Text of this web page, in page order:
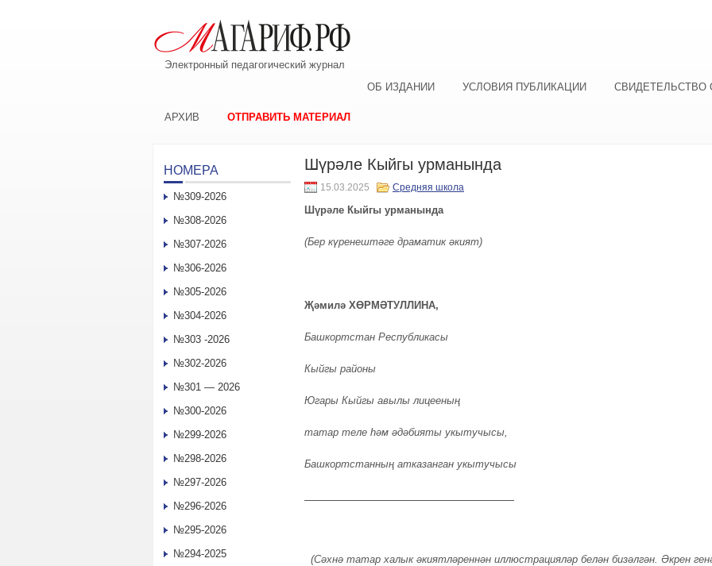
Электронный педагогический журнал
ОБ ИЗДАНИИ
УСЛОВИЯ ПУБЛИКАЦИИ СВИДЕТЕЛЬСТВО
АРХИВ ОТПРАВИТЬ МАТЕРИАЛ
Шүрәле Кыйгы урманында
15.03.2025 Средняя школа
Шүрәле Кыйгы урманында
(Бер күренештәге драматик әкият)
Җәмилә ХӨРМӘТУЛЛИНА,
Башкортстан Республикасы
Кыйгы районы
Югары Кыйгы авылы лицееның
татар теле һәм әдәбияты укытучысы,
Башкортстанның атказанган укытучысы
(Сәхнә татар халык әкиятләреннән иллюстрацияләр белән бизәлгән. Әкрен
НОМЕРА
№309-2026
№308-2026
№307-2026
№306-2026
№305-2026
№304-2026
№303 -2026
№302-2026
№301 — 2026
№300-2026
№299-2026
№298-2026
№297-2026
№296-2026
№295-2026
№294-2025